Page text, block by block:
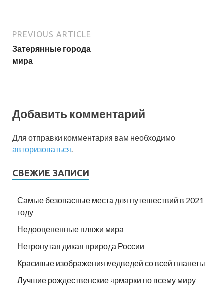
PREVIOUS ARTICLE
Затерянные города
мира
Добавить комментарий
Для отправки комментария вам необходимо
авторизоваться
СВЕЖИЕ ЗАПИСИ
Самые безопасные места для путешествий в 2021
году
Недооцененные пляжи мира
Нетронутая дикая природа России
Красивые изображения медведей со всей планеты
Лучшие рождественские ярмарки по всему миру